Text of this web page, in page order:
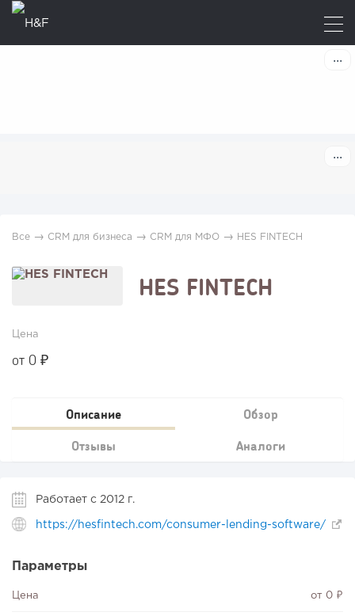
Все → CRM для бизнеса → CRM для МФО → HES FINTECH
HES FINTECH
Цена
от 0 ₽
Описание Обзор
Отзывы Аналоги
Работает с 2012 г.
https://hesfintech.com/consumer-lending-software/
Параметры
Цена от 0 ₽